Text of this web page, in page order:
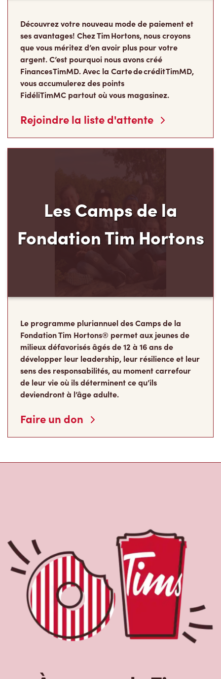
Découvrez votre nouveau mode de paiement et
ses avantages! Chez Tim Hortons, nous croyons
que vous méritez d’en avoir plus pour votre
argent. C’est pourquoi nous avons créé
Finances TimMD. Avec la Carte de crédit TimMD,
vous accumulerez des points
FidéliTimMC partout où vous magasinez.
Rejoindre la liste d'attente
Les Camps de la
Fondation Tim Hortons
Le programme pluriannuel des Camps de la
Fondation Tim Hortons® permet aux jeunes de
milieux défavorisés âgés de 12 à 16 ans de
développer leur leadership, leur résilience et leur
sens des responsabilités, au moment carrefour
de leur vie où ils déterminent ce qu’ils
deviendront à l’âge adulte.
Faire un don